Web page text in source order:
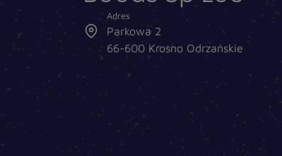
Adres
Parkowa 2
66-600 Krosno Odrzańskie